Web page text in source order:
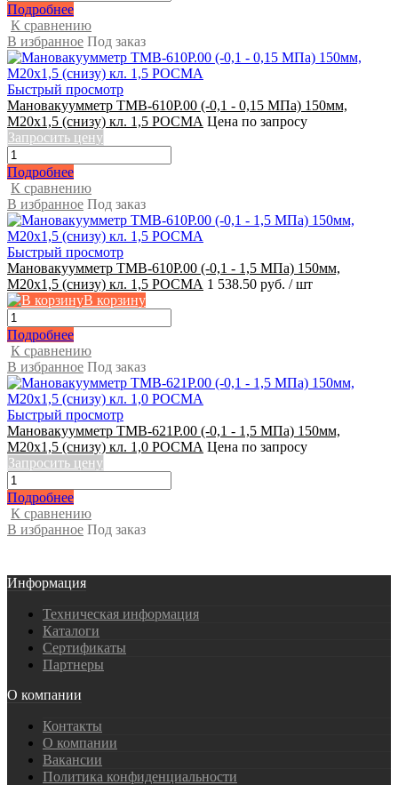
Подробнее
К сравнению
В избранное Под заказ
Быстрый просмотр
Мановакуумметр ТМВ-610Р.00 (-0,1 - 0,15 МПа) 150мм,
М20x1,5 (снизу) кл. 1,5 РОСМА Цена по запросу
Запросить цену
Подробнее
К сравнению
В избранное Под заказ
Быстрый просмотр
Мановакуумметр ТМВ-610Р.00 (-0,1 - 1,5 МПа) 150мм,
М20x1,5 (снизу) кл. 1,5 РОСМА 1 538.50 руб. / шт
В корзину
Подробнее
К сравнению
В избранное Под заказ
Быстрый просмотр
Мановакуумметр ТМВ-621Р.00 (-0,1 - 1,5 МПа) 150мм,
М20x1,5 (снизу) кл. 1,0 РОСМА Цена по запросу
Запросить цену
Подробнее
К сравнению
В избранное Под заказ
Информация
Техническая информация
Каталоги
Сертификаты
Партнеры
О компании
Контакты
О компании
Вакансии
Политика конфиденциальности